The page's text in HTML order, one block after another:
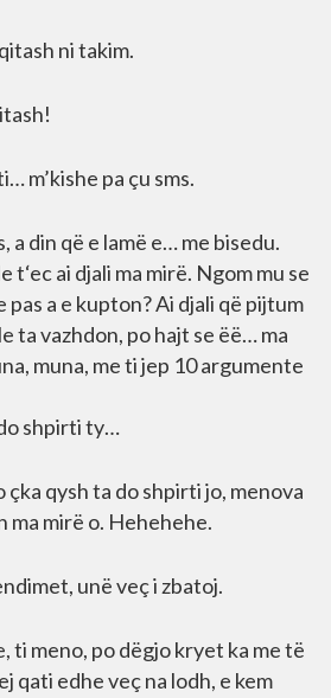
ni takim.
m’kishe pa çu sms.
a din që e lamë e… me bisedu.
t‘ec ai djali ma mirë. Ngom mu se
pas a e kupton? Ai djali që pijtum
ta vazhdon, po hajt se ëë… ma
muna, me ti jep 10 argumente
shpirti ty…
çka qysh ta do shpirti jo, menova
ma mirë o. Hehehehe.
unë veç i zbatoj.
ti meno, po dëgjo kryet ka me të
qati edhe veç na lodh, e kem